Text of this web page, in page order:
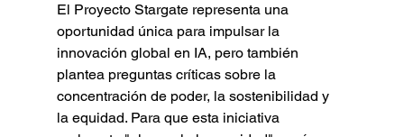
El Proyecto Stargate representa una
oportunidad única para impulsar la
innovación global en IA, pero también
plantea preguntas críticas sobre la
concentración de poder, la sostenibilidad y
la equidad. Para que esta iniciativa